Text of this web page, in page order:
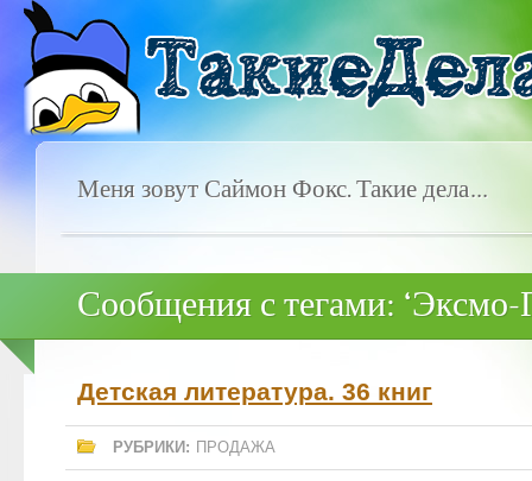
Меня зовут Саймон Фокс. Такие дела…
Сообщения с тегами: ‘Эксмо-
Детская литература. 36 книг
РУБРИКИ: ПРОДАЖА